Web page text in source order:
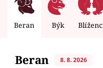
Beran Býk
Beran 8. 8. 2026